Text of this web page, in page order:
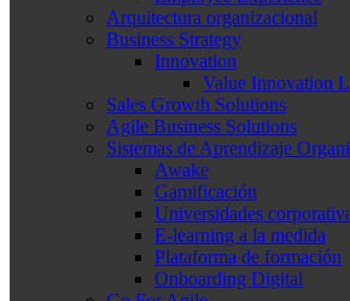
Arquitectura organizacional
Business Strategy
Innovation
Value Innovation
Sales Growth Solutions
Agile Business Solutions
Sistemas de Aprendizaje
Awake
Gamificación
Universidades
E-learning a la medida
Plataforma de formación
Onboarding Digital